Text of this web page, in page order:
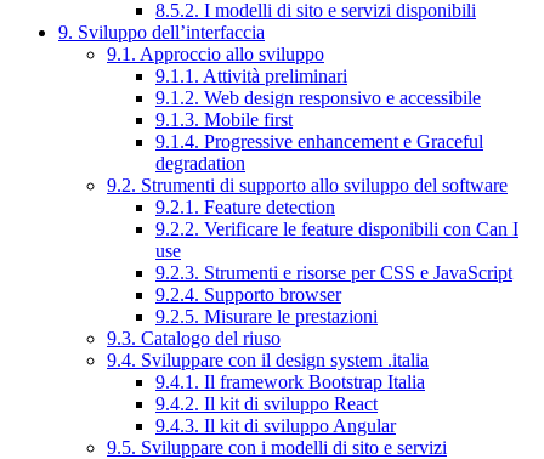
8.5.2. I modelli di sito e servizi disponibili
9. Sviluppo dell’interfaccia
9.1. Approccio allo sviluppo
9.1.1. Attività preliminari
9.1.2. Web design responsivo e accessibile
9.1.3. Mobile first
9.1.4. Progressive enhancement e Graceful
degradation
9.2. Strumenti di supporto allo sviluppo del software
9.2.1. Feature detection
9.2.2. Verificare le feature disponibili con Can I
use
9.2.3. Strumenti e risorse per CSS e JavaScript
9.2.4. Supporto browser
9.2.5. Misurare le prestazioni
9.3. Catalogo del riuso
9.4. Sviluppare con il design system .italia
9.4.1. Il framework Bootstrap Italia
9.4.2. Il kit di sviluppo React
9.4.3. Il kit di sviluppo Angular
9.5. Sviluppare con i modelli di sito e servizi